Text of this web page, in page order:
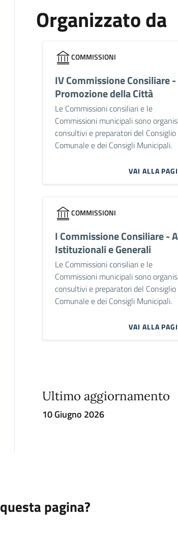
Organizzato da
COMMISSIONI
IV Commissione Consiliare -
Promozione della Città
Le Commissioni consiliari e le
Commissioni municipali sono
consultivi e preparatori del Consiglio
Comunale e dei Consigli Municipali.
VAI ALLA
COMMISSIONI
I Commissione Consiliare -
Istituzionali e Generali
Le Commissioni consiliari e le
Commissioni municipali sono
consultivi e preparatori del Consiglio
Comunale e dei Consigli Municipali.
VAI ALLA
Ultimo aggiornamento
10 Giugno 2026